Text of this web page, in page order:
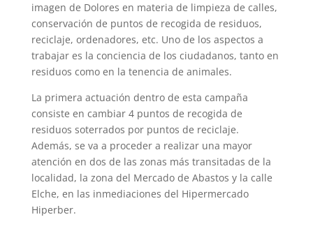
imagen de Dolores en materia de limpieza de calles,
conservación de puntos de recogida de residuos,
reciclaje, ordenadores, etc. Uno de los aspectos a
trabajar es la conciencia de los ciudadanos, tanto en
residuos como en la tenencia de animales.
La primera actuación dentro de esta campaña
consiste en cambiar 4 puntos de recogida de
residuos soterrados por puntos de reciclaje.
Además, se va a proceder a realizar una mayor
atención en dos de las zonas más transitadas de la
localidad, la zona del Mercado de Abastos y la calle
Elche, en las inmediaciones del Hipermercado
Hiperber.